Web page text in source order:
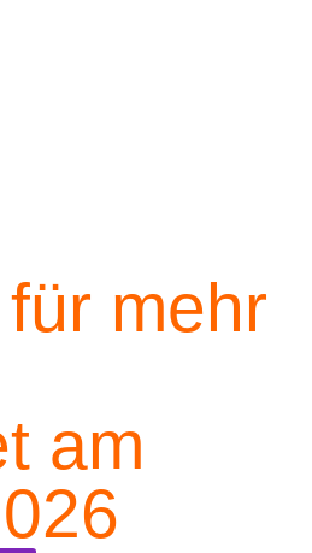
mehr
am